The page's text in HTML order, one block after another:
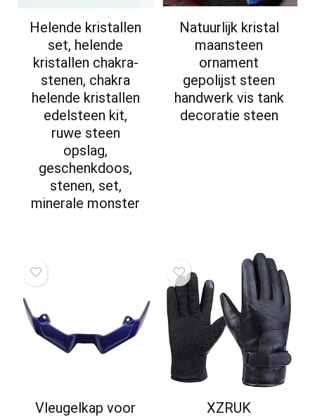
Helende kristallen
set, helende
kristallen chakra-
stenen, chakra
helende kristallen
edelsteen kit,
ruwe steen
opslag,
geschenkdoos,
stenen, set,
minerale monster
Natuurlijk kristal
maansteen
ornament
gepolijst steen
handwerk vis tank
decoratie steen
Vleugelkap voor
XZRUK